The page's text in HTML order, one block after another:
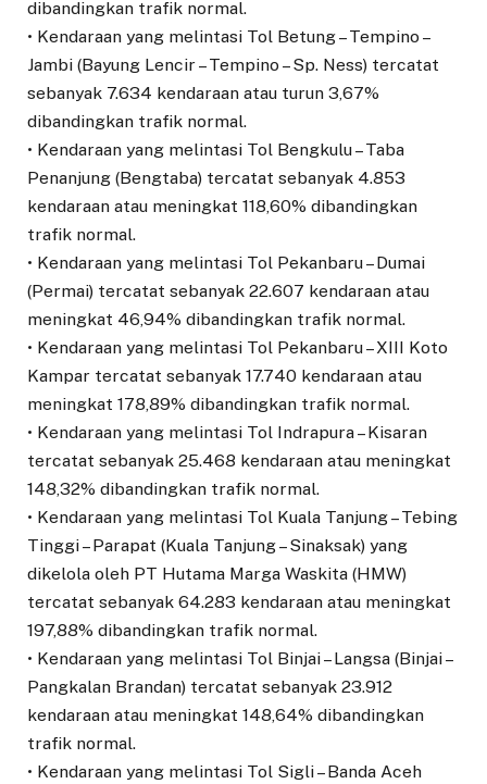
dibandingkan trafik normal.
• Kendaraan yang melintasi Tol Betung – Tempino –
Jambi (Bayung Lencir – Tempino – Sp. Ness) tercatat
sebanyak 7.634 kendaraan atau turun 3,67%
dibandingkan trafik normal.
• Kendaraan yang melintasi Tol Bengkulu – Taba
Penanjung (Bengtaba) tercatat sebanyak 4.853
kendaraan atau meningkat 118,60% dibandingkan
trafik normal.
• Kendaraan yang melintasi Tol Pekanbaru – Dumai
(Permai) tercatat sebanyak 22.607 kendaraan atau
meningkat 46,94% dibandingkan trafik normal.
• Kendaraan yang melintasi Tol Pekanbaru – XIII Koto
Kampar tercatat sebanyak 17.740 kendaraan atau
meningkat 178,89% dibandingkan trafik normal.
• Kendaraan yang melintasi Tol Indrapura – Kisaran
tercatat sebanyak 25.468 kendaraan atau meningkat
148,32% dibandingkan trafik normal.
• Kendaraan yang melintasi Tol Kuala Tanjung – Tebing
Tinggi – Parapat (Kuala Tanjung – Sinaksak) yang
dikelola oleh PT Hutama Marga Waskita (HMW)
tercatat sebanyak 64.283 kendaraan atau meningkat
197,88% dibandingkan trafik normal.
• Kendaraan yang melintasi Tol Binjai – Langsa (Binjai –
Pangkalan Brandan) tercatat sebanyak 23.912
kendaraan atau meningkat 148,64% dibandingkan
trafik normal.
• Kendaraan yang melintasi Tol Sigli – Banda Aceh